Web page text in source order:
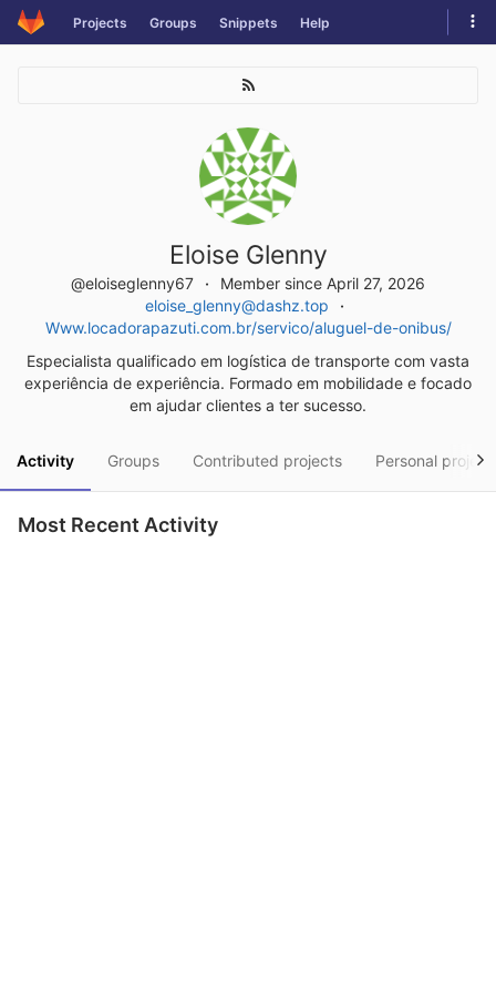
Skip
to
Projects Groups Snippets Help
Eloise Glenny
@eloiseglenny67
Member since April 27, 2026
eloise_glenny@dashz.top
Www.locadorapazuti.com.br/servico/aluguel-de-onibus/
Especialista qualificado em logística de transporte com vasta
experiência de experiência. Formado em mobilidade e focado
em ajudar clientes a ter sucesso.
Activity Groups Contributed projects Personal
Most Recent Activity